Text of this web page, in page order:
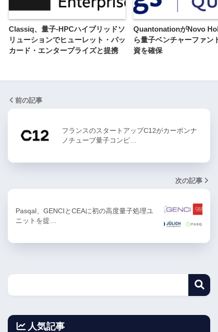
Classiq、量子-HPCハイブリッドソ
リューションでヒューレット・パッ
カード・エンタープライズと提携
QuantonationがNovo
ら量子ベンチャーファン
資を確保
前の記事
フランスのスタートアップC12がカーボンナ
ノチューブ量子コンピ…
次の記事
Pasqal、GENCIとCEAに初の高度量子処理ユ
ニットを提…
人気記事